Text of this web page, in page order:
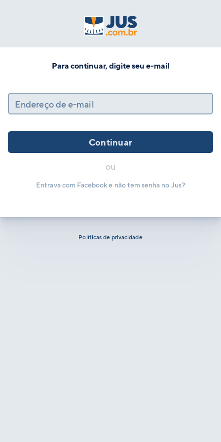
Para continuar, digite seu e-mail
Endereço de e-mail
Continuar
ou
Entrava com Facebook e não tem senha no Jus?
Políticas de privacidade